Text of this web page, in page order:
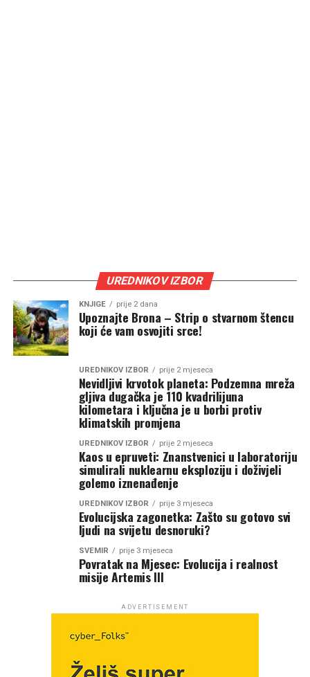
UREDNIKOV IZBOR
KNJIGE prije 2 dana
Upoznajte Brona – Strip o stvarnom štencu
koji će vam osvojiti srce!
UREDNIKOV IZBOR prije 2 mjeseca
Nevidljivi krvotok planeta: Podzemna mreža
gljiva dugačka je 110 kvadrilijuna
kilometara i ključna je u borbi protiv
klimatskih promjena
UREDNIKOV IZBOR prije 2 mjeseca
Kaos u epruveti: Znanstvenici u laboratoriju
simulirali nuklearnu eksploziju i doživjeli
golemo iznenađenje
UREDNIKOV IZBOR prije 3 mjeseca
Evolucijska zagonetka: Zašto su gotovo svi
ljudi na svijetu desnoruki?
SVEMIR prije 3 mjeseca
Povratak na Mjesec: Evolucija i realnost
misije Artemis III
ADVERTISEMENT